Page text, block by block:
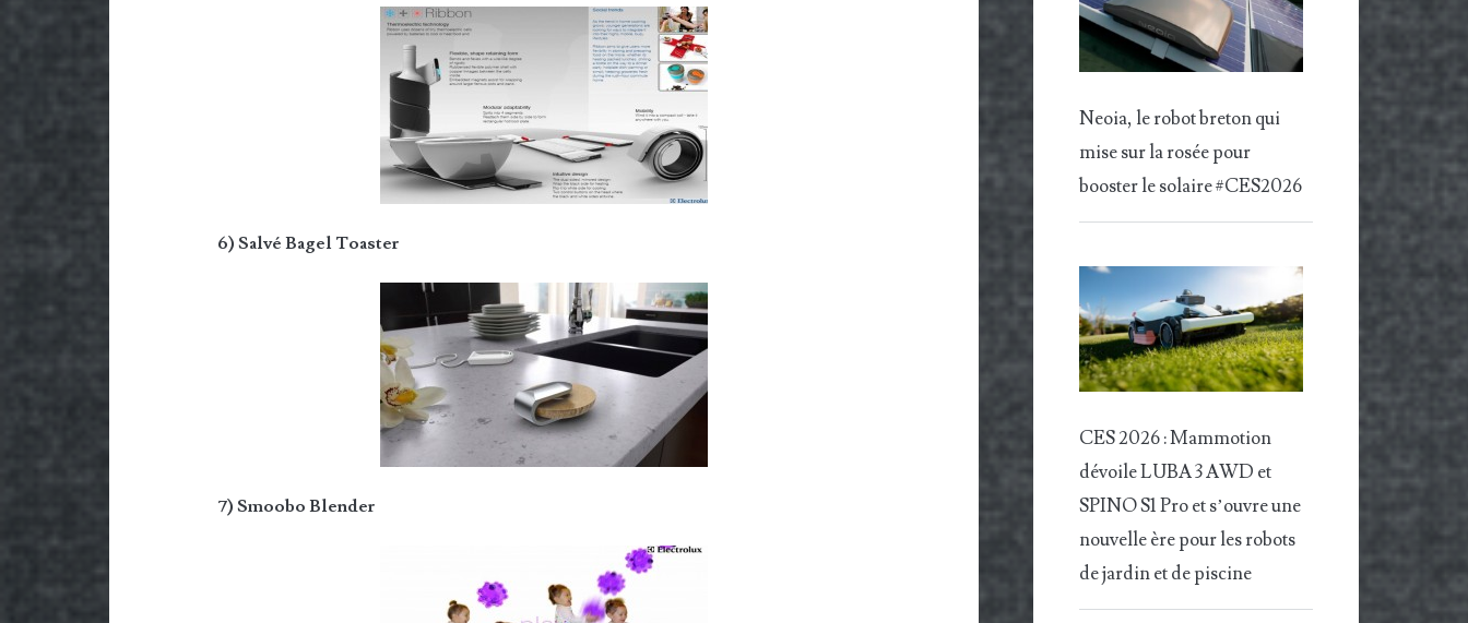
6) Salvé Bagel Toaster
7) Smoobo Blender
Neoia, le robot breton qui
mise sur la rosée pour
booster le solaire #CES2026
CES 2026 : Mammotion
dévoile LUBA 3 AWD et
SPINO S1 Pro et s’ouvre une
nouvelle ère pour les robots
de jardin et de piscine